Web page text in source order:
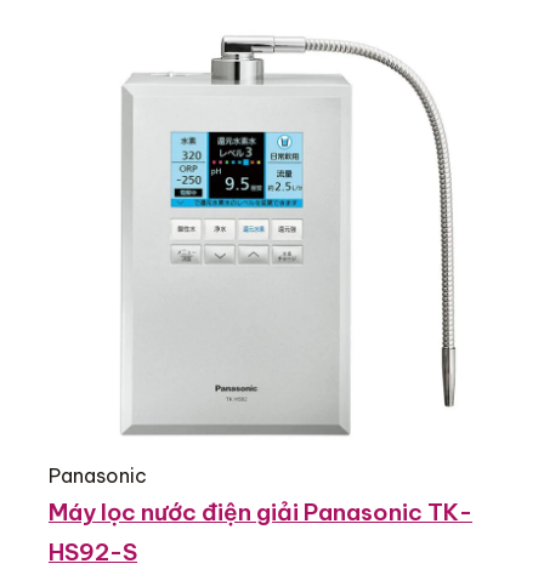
Panasonic
Máy lọc nước điện giải Panasonic TK-
HS92-S